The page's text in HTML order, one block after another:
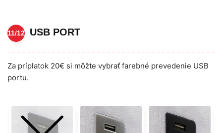
11/12 USB PORT
Za príplatok 20€ si môžte vybrať farebné prevedenie USB
portu.